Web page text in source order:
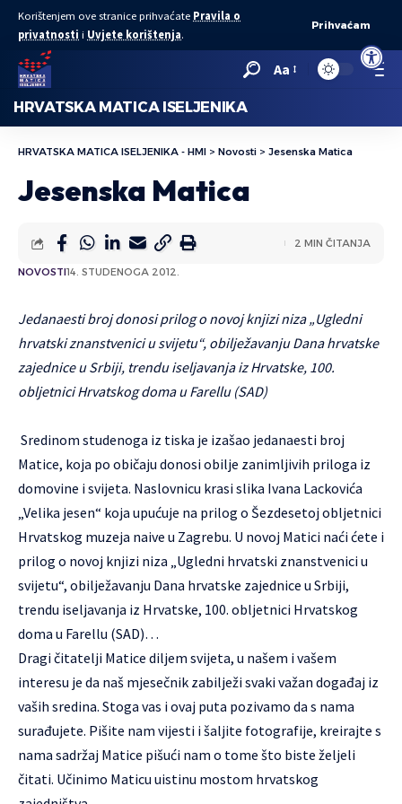
Open
Korištenjem ove stranice prihvaćate Pravila o
privatnosti i Uvjete korištenja.
Prihvaćam
Aa
HRVATSKA MATICA ISELJENIKA
HRVATSKA MATICA ISELJENIKA - HMI > Novosti > Jesenska Matica
Jesenska Matica
NOVOSTI14. STUDENOGA 2012.
2 MIN ČITANJA
Jedanaesti broj donosi prilog o novoj knjizi niza „Ugledni
hrvatski znanstvenici u svijetu“, obilježavanju Dana hrvatske
zajednice u Srbiji, trendu iseljavanja iz Hrvatske, 100.
obljetnici Hrvatskog doma u Farellu (SAD)
Sredinom studenoga iz tiska je izašao jedanaesti broj
Matice, koja po običaju donosi obilje zanimljivih priloga iz
domovine i svijeta. Naslovnicu krasi slika Ivana Lackovića
„Velika jesen“ koja upućuje na prilog o Šezdesetoj obljetnici
Hrvatskog muzeja naive u Zagrebu. U novoj Matici naći ćete i
prilog o novoj knjizi niza „Ugledni hrvatski znanstvenici u
svijetu“, obilježavanju Dana hrvatske zajednice u Srbiji,
trendu iseljavanja iz Hrvatske, 100. obljetnici Hrvatskog
doma u Farellu (SAD)…
Dragi čitatelji Matice diljem svijeta, u našem i vašem
interesu je da naš mjesečnik zabilježi svaki važan događaj iz
vaših sredina. Stoga vas i ovaj puta pozivamo da s nama
surađujete. Pišite nam vijesti i šaljite fotografije, kreirajte s
nama sadržaj Matice pišući nam o tome što biste željeli
čitati. Učinimo Maticu uistinu mostom hrvatskog